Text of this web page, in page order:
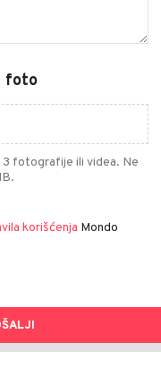
foto
fotografije ili videa. Ne
korišćenja Mondo